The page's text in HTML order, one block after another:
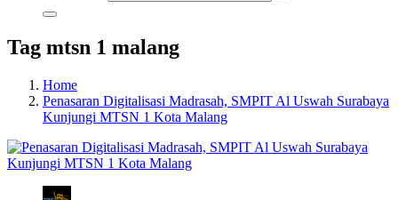
Tag mtsn 1 malang
Home
Penasaran Digitalisasi Madrasah, SMPIT Al Uswah Surabaya
Kunjungi MTSN 1 Kota Malang